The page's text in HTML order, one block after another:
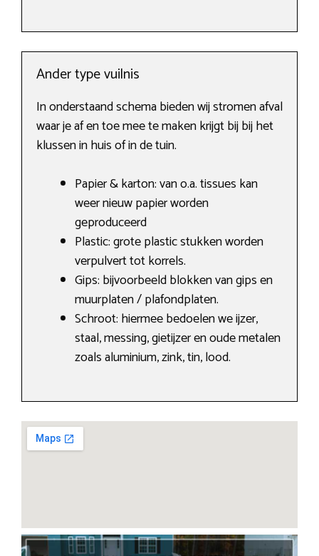
Ander type vuilnis
In onderstaand schema bieden wij stromen afval
waar je af en toe mee te maken krijgt bij bij het
klussen in huis of in de tuin.
Papier & karton: van o.a. tissues kan
weer nieuw papier worden
geproduceerd
Plastic: grote plastic stukken worden
verpulvert tot korrels.
Gips: bijvoorbeeld blokken van gips en
muurplaten / plafondplaten.
Schroot: hiermee bedoelen we ijzer,
staal, messing, gietijzer en oude metalen
zoals aluminium, zink, tin, lood.